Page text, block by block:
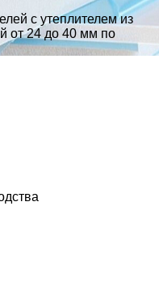
с утеплителем из
от 24 до 40 мм по